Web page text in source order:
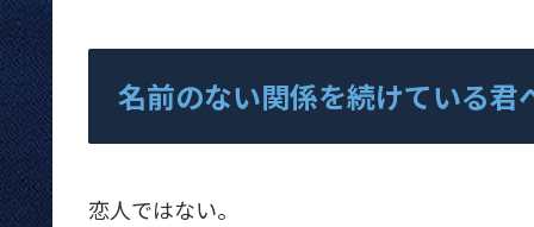
名前のない関係を続けている君
恋人ではない。